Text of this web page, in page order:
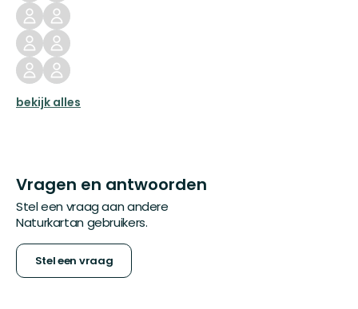
bekijk alles
Vragen en antwoorden
Stel een vraag aan andere
Naturkartan gebruikers.
Stel een vraag